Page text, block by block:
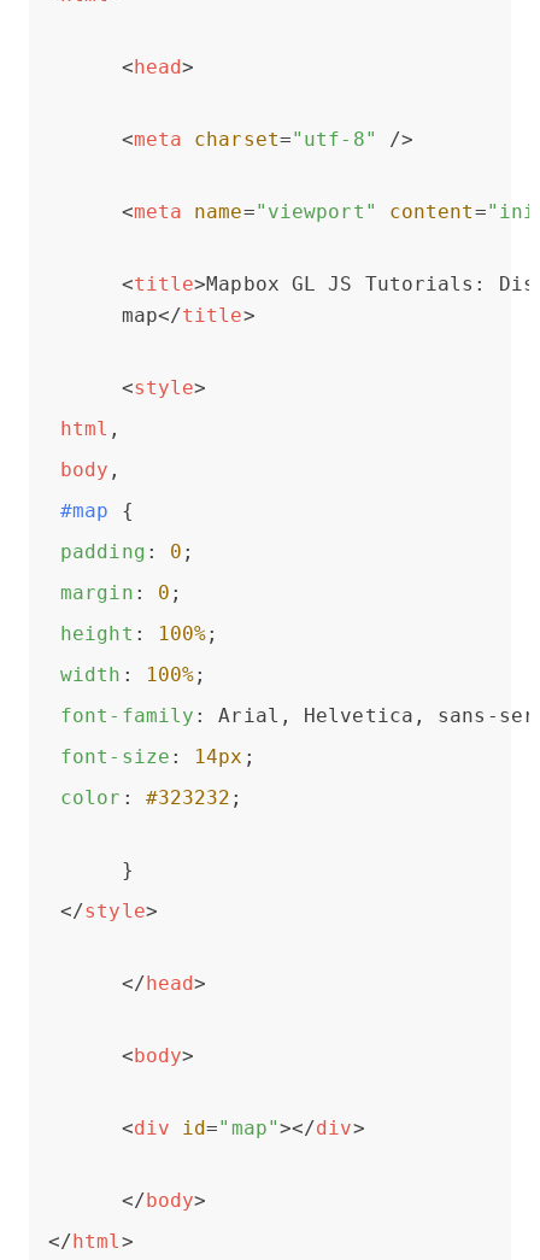
<head>
<meta charset="utf-8" />
<meta name="viewport" content=
<title>Mapbox GL JS Tutorials:
      map
</title>
<style>
html ,
body ,
#map {
padding : 0 ;
margin : 0 ;
height : 100%;
width : 100%;
font-family : Arial, Helvetica, sans-
font-size : 14px ;
color : #323232 ;
      }
</style>
</head>
<body>
<div id="map"></div>
</body>
</html >